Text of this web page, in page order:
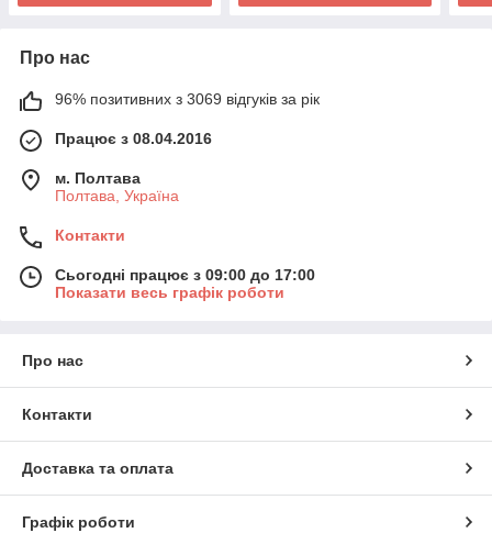
Про нас
96% позитивних з 3069 відгуків за рік
Працює з 08.04.2016
м. Полтава
Полтава, Україна
Контакти
Сьогодні працює з 09:00 до 17:00
Показати весь графік роботи
Про нас
Контакти
Доставка та оплата
Графік роботи